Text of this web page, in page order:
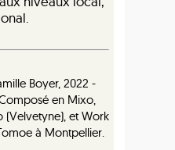
Boyer, 2022 -
en Mixo,
(Velvetyne), et Work
à Montpellier.